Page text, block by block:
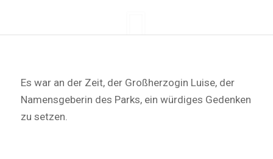
Es war an der Zeit, der Großherzogin Luise, der
Namensgeberin des Parks, ein würdiges Gedenken
zu setzen.